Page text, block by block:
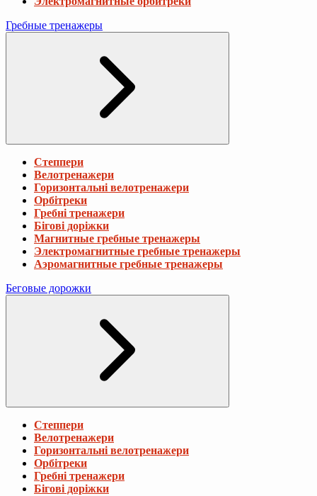
Гребные тренажеры
Степпери
Велотренажери
Горизонтальні велотренажери
Орбітреки
Гребні тренажери
Бігові доріжки
Магнитные гребные тренажеры
Электромагнитные гребные тренажеры
Аэромагнитные гребные тренажеры
Беговые дорожки
Степпери
Велотренажери
Горизонтальні велотренажери
Орбітреки
Гребні тренажери
Бігові доріжки